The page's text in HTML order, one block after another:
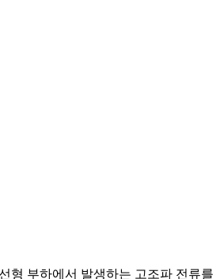
형 부하에서 발생하는 고조파 전류를